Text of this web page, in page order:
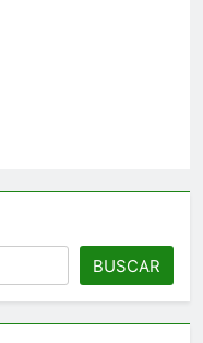
BUSCAR